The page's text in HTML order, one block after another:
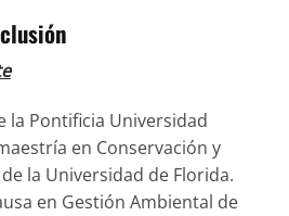
la Pontificia Universidad
en Conservación y
la Universidad de Florida.
en Gestión Ambiental de